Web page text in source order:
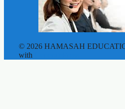
© 2026 HAMASAH
with